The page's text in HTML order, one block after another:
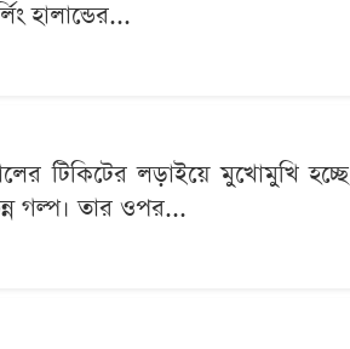
হালান্ডের...
টিকিটের লড়াইয়ে মুখোমুখি হচ্ছে
গল্প। তার ওপর...